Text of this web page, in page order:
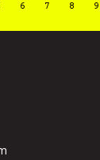
6 7 8 9